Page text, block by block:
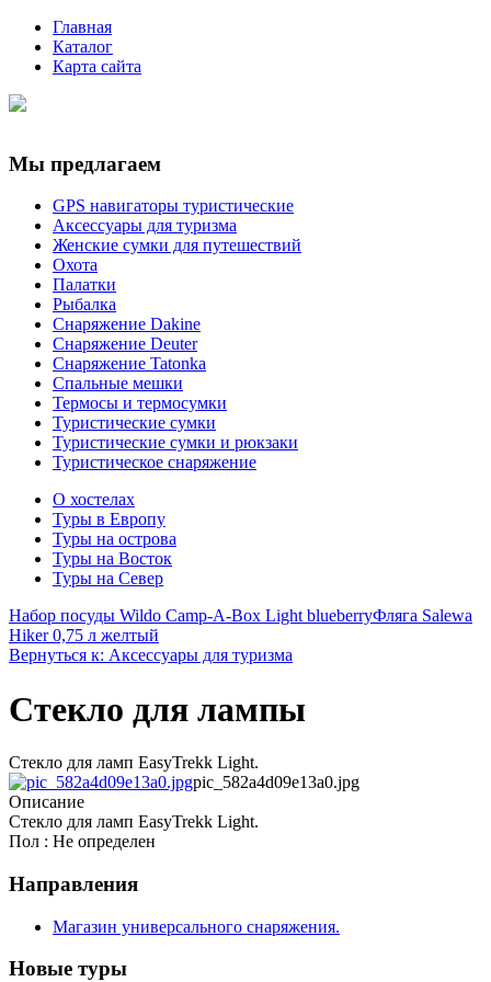
Главная
Каталог
Карта сайта
Мы предлагаем
GPS навигаторы туристические
Аксессуары для туризма
Женские сумки для путешествий
Охота
Палатки
Рыбалка
Снаряжение Dakine
Снаряжение Deuter
Снаряжение Tatonka
Спальные мешки
Термосы и термосумки
Туристические сумки
Туристические сумки и рюкзаки
Туристическое снаряжение
О хостелах
Туры в Европу
Туры на острова
Туры на Восток
Туры на Север
Набор посуды Wildo Camp-A-Box Light blueberryФляга Salewa
Hiker 0,75 л желтый
Вернуться к: Аксессуары для туризма
Стекло для лампы
Cтекло для ламп EasyTrekk Light.
pic_582a4d09e13a0.jpg
Описание
Cтекло для ламп EasyTrekk Light.
Пол : Не определен
Направления
Магазин универсального снаряжения.
Новые туры